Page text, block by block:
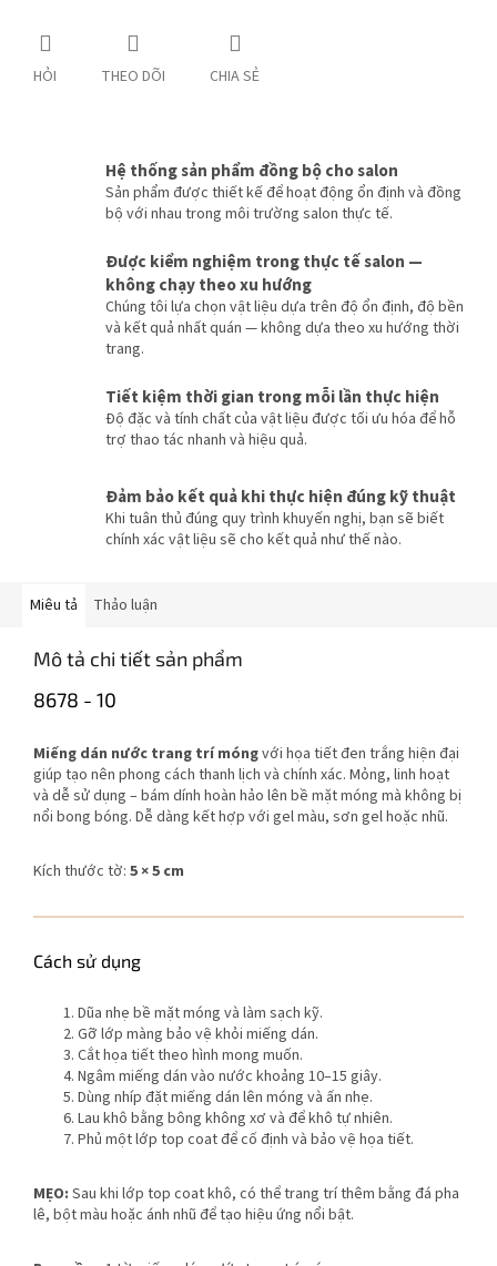
HỎI THEO DÕI CHIA SẺ
Hệ thống sản phẩm đồng bộ cho salon
Sản phẩm được thiết kế để hoạt động ổn định và đồng
bộ với nhau trong môi trường salon thực tế.
Được kiểm nghiệm trong thực tế salon —
không chạy theo xu hướng
Chúng tôi lựa chọn vật liệu dựa trên độ ổn định, độ bền
và kết quả nhất quán — không dựa theo xu hướng thời
trang.
Tiết kiệm thời gian trong mỗi lần thực hiện
Độ đặc và tính chất của vật liệu được tối ưu hóa để hỗ
trợ thao tác nhanh và hiệu quả.
Đảm bảo kết quả khi thực hiện đúng kỹ thuật
Khi tuân thủ đúng quy trình khuyến nghị, bạn sẽ biết
chính xác vật liệu sẽ cho kết quả như thế nào.
Miêu tả Thảo luận
Mô tả chi tiết sản phẩm
8678 - 10
Miếng dán nước trang trí móngvới họa tiết đen trắng hiện đại
giúp tạo nên phong cách thanh lịch và chính xác. Mỏng, linh hoạt
và dễ sử dụng – bám dính hoàn hảo lên bề mặt móng mà không bị
nổi bong bóng. Dễ dàng kết hợp với gel màu, sơn gel hoặc nhũ.
Kích thước tờ: 5 × 5 cm
Cách sử dụng
Dũa nhẹ bề mặt móng và làm sạch kỹ.
Gỡ lớp màng bảo vệ khỏi miếng dán.
Cắt họa tiết theo hình mong muốn.
Ngâm miếng dán vào nước khoảng 10–15 giây.
Dùng nhíp đặt miếng dán lên móng và ấn nhẹ.
Lau khô bằng bông không xơ và để khô tự nhiên.
Phủ một lớp top coat để cố định và bảo vệ họa tiết.
MẸO: Sau khi lớp top coat khô, có thể trang trí thêm bằng đá pha
lê, bột màu hoặc ánh nhũ để tạo hiệu ứng nổi bật.